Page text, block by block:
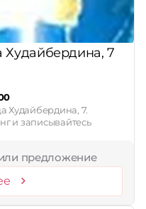
Худайбердина, 7
Худайбердина, 7.
и записывайтесь
предложение